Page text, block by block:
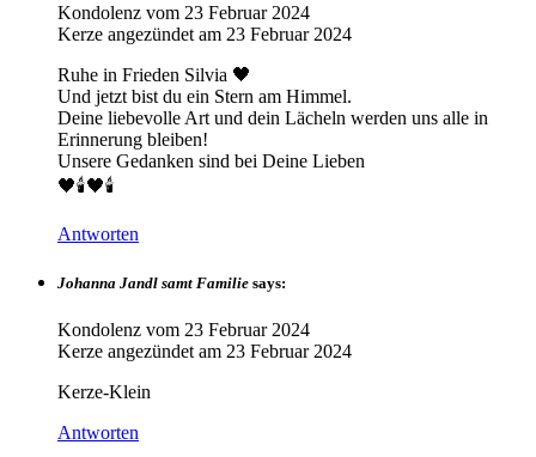
Kondolenz vom 23 Februar 2024
Kerze angezündet am 23 Februar 2024
Ruhe in Frieden Silvia 🖤
Und jetzt bist du ein Stern am Himmel.
Deine liebevolle Art und dein Lächeln werden uns alle in
Erinnerung bleiben!
Unsere Gedanken sind bei Deine Lieben
🖤🕯🖤🕯
Antworten
Johanna Jandl samt Familie says:
Kondolenz vom 23 Februar 2024
Kerze angezündet am 23 Februar 2024
Kerze-Klein
Antworten